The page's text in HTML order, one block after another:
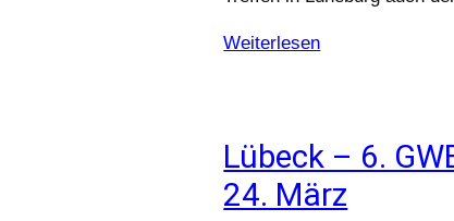
Weiterlesen
Lübeck – 6.
24. März